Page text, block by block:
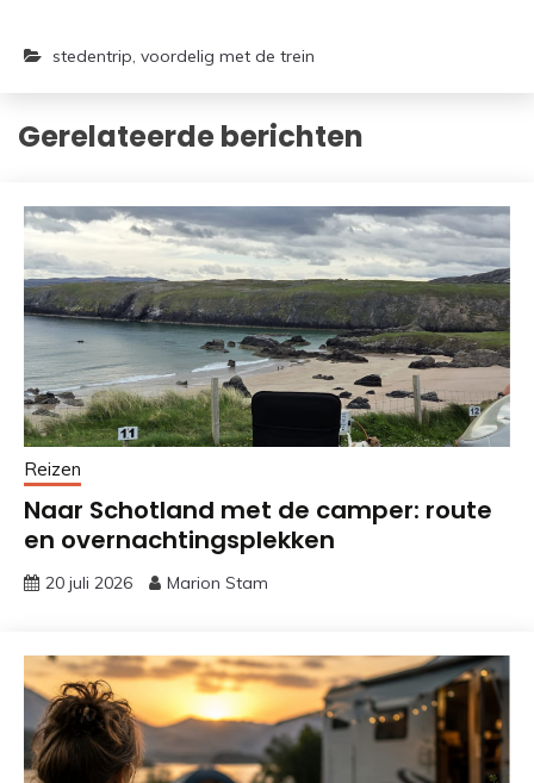
stedentrip voordelig met de trein
Gerelateerde berichten
Reizen
Naar Schotland met de camper: route
en overnachtingsplekken
20 juli 2026 Marion Stam